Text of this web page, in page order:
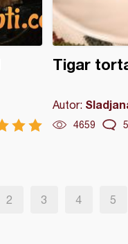
Tigar
Autor:
4659 5
2 3 4 5